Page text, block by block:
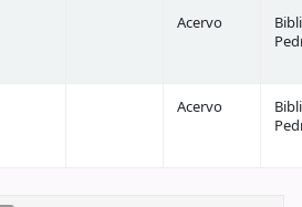
Acervo
Acervo